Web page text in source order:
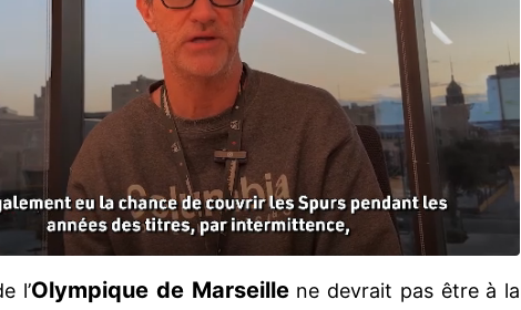
l’Olympique de Marseillene devrait pas être à la